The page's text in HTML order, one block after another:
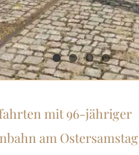
mit 96-jähriger
am Ostersamstag